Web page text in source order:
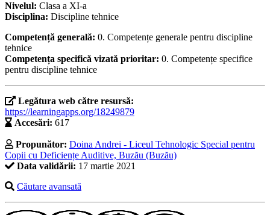
Nivelul: Clasa a XI-a
Disciplina: Discipline tehnice
Competență generală: 0. Competențe generale pentru discipline
tehnice
Competența specifică vizată prioritar: 0. Competențe specifice
pentru discipline tehnice
Legătura web către resursă:
https://learningapps.org/18249879
Accesări: 617
Propunător: Doina Andrei - Liceul Tehnologic Special pentru
Copii cu Deficiențe Auditive, Buzău (Buzău)
Data validării: 17 martie 2021
Căutare avansată